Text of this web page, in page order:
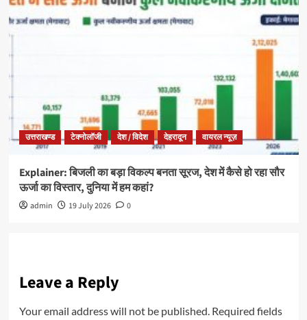
उत्तराखण्ड टेक्नोलॉजी देश / विदेश देहरादून वायरल न्यूज़
Explainer: बिजली का बड़ा विकल्प बनता सूरज, देश में कैसे हो रहा सौर
ऊर्जा का विस्तार, दुनिया में हम कहां?
admin 19 July 2026 0
Leave a Reply
Your email address will not be published. Required fields